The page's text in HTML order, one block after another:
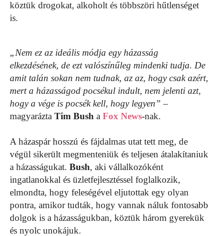
köztük drogokat, alkoholt és többszöri hűtlenséget
is.
„Nem ez az ideális módja egy házasság
elkezdésének, de ezt valószínűleg mindenki tudja. De
amit talán sokan nem tudnak, az az, hogy csak azért,
mert a házasságod pocsékul indult, nem jelenti azt,
hogy a vége is pocsék kell, hogy legyen” –
magyarázta Tim Bush a Fox News-nak.
A házaspár hosszú és fájdalmas utat tett meg, de
végül sikerült megmenteniük és teljesen átalakítaniuk
a házasságukat. Bush, aki vállalkozóként
ingatlanokkal és üzletfejlesztéssel foglalkozik,
elmondta, hogy feleségével eljutottak egy olyan
pontra, amikor tudták, hogy vannak náluk fontosabb
dolgok is a házasságukban, köztük három gyerekük
és nyolc unokájuk.